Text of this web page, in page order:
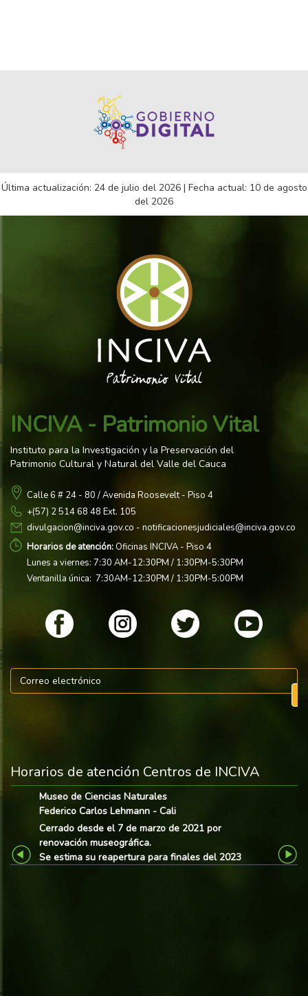
Última actualización: 24 de julio del 2026 | Fecha actual: 10 de agosto
del 2026
INCIVA - Patrimonio Vital
Instituto para la Investigación y la Preservación del
Patrimonio Cultural y Natural del Valle del Cauca
Calle 6 # 24 - 80 / Avenida Roosevelt - Piso 4
+(57) 2 514 68 48 Ext. 105
divulgacion@inciva.gov.co - notificacionesjudiciales@inciva.gov.co
Horarios de atención:Oficinas INCIVA - Piso 4
Lunes a viernes: 7:30 AM-12:30PM / 1:30PM-5:30PM
Ventanilla única: 7:30AM-12:30PM / 1:30PM-5:00PM
Horarios de atención Centros de INCIVA
Previous
Museo de Ciencias Naturales
Federico Carlos Lehmann - Cali
Cerrado desde el 7 de marzo de 2021 por
renovación museográfica.
Se estima su reapertura para finales del 2023
Next